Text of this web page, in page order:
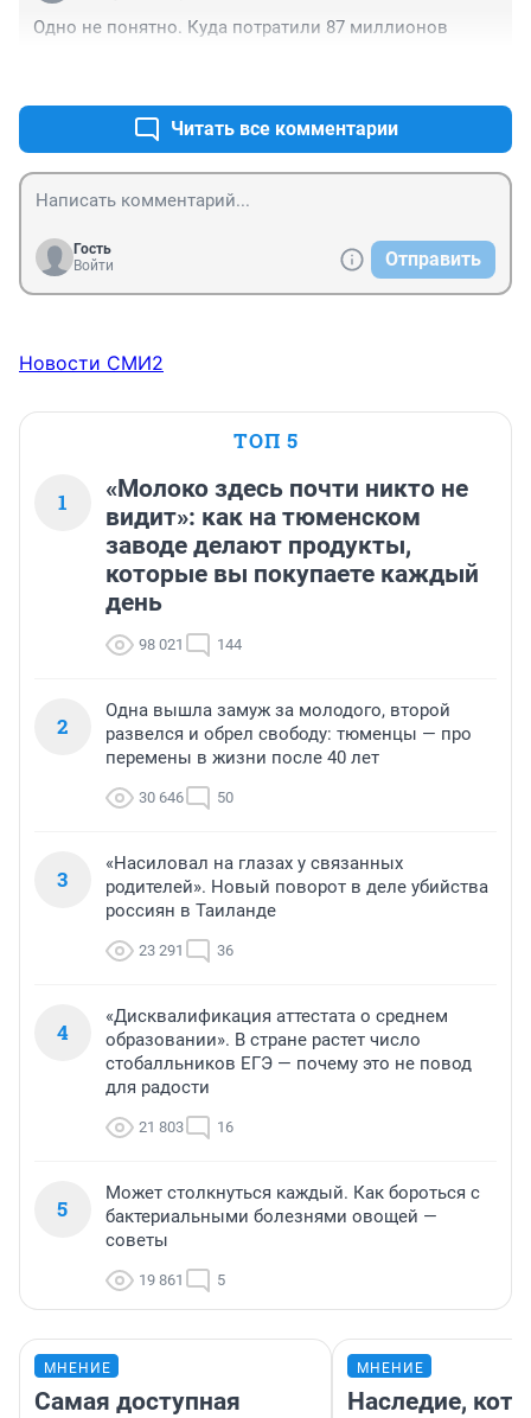
Одно не понятно. Куда потратили 87 миллионов
Читать все комментарии
Гость
Войти
Отправить
Новости СМИ2
ТОП 5
1
«Молоко здесь почти никто не
видит»: как на тюменском
заводе делают продукты,
которые вы покупаете каждый
день
98 021 144
2
Одна вышла замуж за молодого, второй
развелся и обрел свободу: тюменцы — про
перемены в жизни после 40 лет
30 646 50
3
«Насиловал на глазах у связанных
родителей». Новый поворот в деле убийства
россиян в Таиланде
23 291 36
4
«Дисквалификация аттестата о среднем
образовании». В стране растет число
стобалльников ЕГЭ — почему это не повод
для радости
21 803 16
5
Может столкнуться каждый. Как бороться с
бактериальными болезнями овощей —
советы
19 861 5
МНЕНИЕ
Самая доступная
МНЕНИЕ
Наследие,